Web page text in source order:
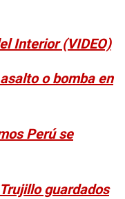
Interior (VIDEO)
o bomba en
Perú se
guardados